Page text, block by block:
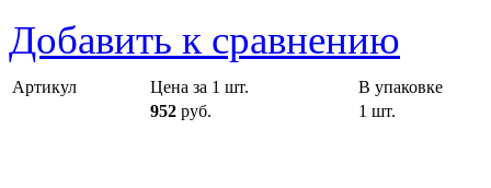
Добавить к сравнению
Артикул Цена за 1 шт.
В упаковке
952 руб. 1 шт.